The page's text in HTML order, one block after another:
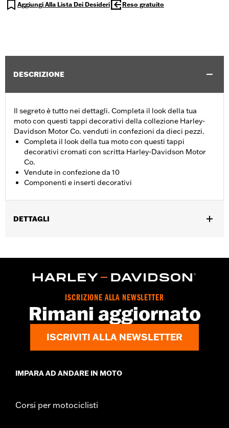
Aggiungi Alla Lista Dei Desideri Reso gratuito
DESCRIZIONE
Il segreto è tutto nei dettagli. Completa il look della tua
moto con questi tappi decorativi della collezione Harley-
Davidson Motor Co. venduti in confezioni da dieci pezzi.
Completa il look della tua moto con questi tappi
decorativi cromati con scritta Harley-Davidson Motor
Co.
Vendute in confezione da 10
Componenti e inserti decorativi
DETTAGLI
UDM diametro materiale:Pollici
Contenuto della confezione:10 tappi decorativi
GARANZIA:
1 year limited warranty – Go to www.h-
ISCRIZIONE ALLA NEWSLETTER
Rimani aggiornato
ISCRIVITI ALLA NEWSLETTER
IMPARA AD ANDARE IN MOTO
Corsi per motociclisti